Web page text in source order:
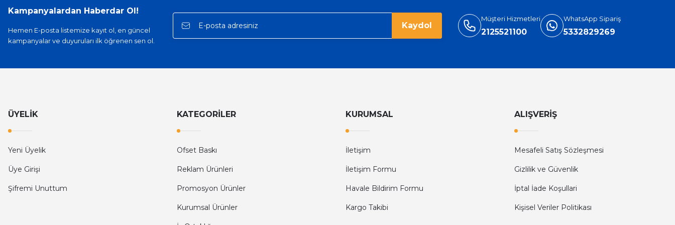
Kampanyalardan Haberdar Ol!
Hemen E-posta listemize kayıt ol, en güncel
kampanyalar ve duyuruları ilk öğrenen sen ol.
Kaydol
Müşteri Hizmetleri
2125521100
WhatsApp Sipariş
5332829269
ÜYELİK
Yeni Üyelik
Üye Girişi
Şifremi Unuttum
KATEGORİLER
Ofset Baskı
Reklam Ürünleri
Promosyon Ürünler
Kurumsal Ürünler
KURUMSAL
İletişim
İletişim Formu
Havale Bildirim Formu
Kargo Takibi
ALIŞVERİŞ
Mesafeli Satış Sözleşmesi
Gizlilik ve Güvenlik
İptal İade Koşullari
Kişisel Veriler Politikası